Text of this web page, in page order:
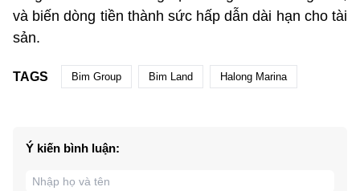
và biến dòng tiền thành sức hấp dẫn dài hạn cho tài
sản.
TAGS Bim Group Bim Land Halong Marina
Ý kiến bình luận: